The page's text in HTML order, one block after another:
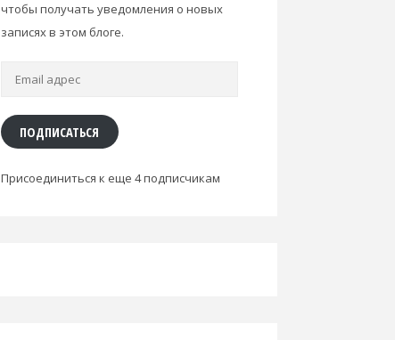
чтобы получать уведомления о новых
записях в этом блоге.
Email
ПОДПИСАТЬСЯ
Присоединиться к еще 4 подписчикам